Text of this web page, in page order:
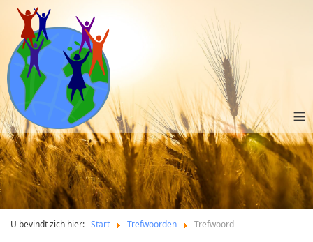
≡
U bevindt zich hier: Start Trefwoorden Trefwoord